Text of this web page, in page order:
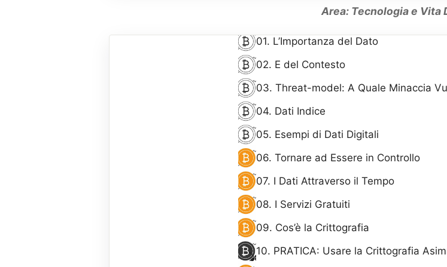
Area: Tecnologia e Vita
01. L’Importanza del Dato
02. E del Contesto
03. Threat-model: A Quale Minaccia
04. Dati Indice
05. Esempi di Dati Digitali
06. Tornare ad Essere in Controllo
07. I Dati Attraverso il Tempo
08. I Servizi Gratuiti
09. Cos’è la Crittografia
10. PRATICA: Usare la Crittografia